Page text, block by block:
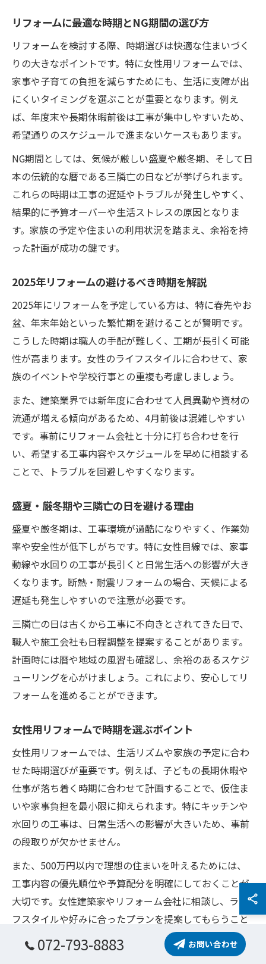
リフォームに最適な時期とNG期間の選び方
リフォームを検討する際、時期選びは快適な住まいづく
りの大きなポイントです。特に女性用リフォームでは、
家事や子育ての負担を減らすためにも、生活に支障が出
にくいタイミングを選ぶことが重要となります。例え
ば、年度末や長期休暇前後は工事が集中しやすいため、
希望通りのスケジュールで進まないケースもあります。
NG期間としては、気候が厳しい盛夏や厳冬期、そして日
本の伝統的な暦である三隣亡の日などが挙げられます。
これらの時期は工事の遅延やトラブルが発生しやすく、
結果的に予算オーバーや生活ストレスの原因となりま
す。家族の予定や住まいの利用状況を踏まえ、余裕を持
った計画が成功の鍵です。
2025年リフォームの避けるべき時期を解説
2025年にリフォームを予定している方は、特に春先やお
盆、年末年始といった繁忙期を避けることが賢明です。
こうした時期は職人の手配が難しく、工期が長引く可能
性が高まります。女性のライフスタイルに合わせて、家
族のイベントや学校行事との重複も考慮しましょう。
また、建築業界では新年度に合わせて人員異動や資材の
流通が増える傾向があるため、4月前後は混雑しやすい
です。事前にリフォーム会社と十分に打ち合わせを行
い、希望する工事内容やスケジュールを早めに相談する
ことで、トラブルを回避しやすくなります。
盛夏・厳冬期や三隣亡の日を避ける理由
盛夏や厳冬期は、工事環境が過酷になりやすく、作業効
率や安全性が低下しがちです。特に女性目線では、家事
動線や水回りの工事が長引くと日常生活への影響が大き
くなります。断熱・耐震リフォームの場合、天候による
遅延も発生しやすいので注意が必要です。
三隣亡の日は古くから工事に不向きとされてきた日で、
職人や施工会社も日程調整を提案することがあります。
計画時には暦や地域の風習も確認し、余裕のあるスケジ
ューリングを心がけましょう。これにより、安心してリ
フォームを進めることができます。
女性用リフォームで時期を選ぶポイント
女性用リフォームでは、生活リズムや家族の予定に合わ
せた時期選びが重要です。例えば、子どもの長期休暇や
仕事が落ち着く時期に合わせて計画することで、仮住ま
いや家事負担を最小限に抑えられます。特にキッチンや
水回りの工事は、日常生活への影響が大きいため、事前
の段取りが欠かせません。
また、500万円以内で理想の住まいを叶えるためには、
工事内容の優先順位や予算配分を明確にしておくことが
大切です。女性建築家やリフォーム会社に相談し、ライ
フスタイルや好みに合ったプランを提案してもらうこと
で、満足度の高い住まいづくりが実現します。
072-793-8883 お問い合わせ